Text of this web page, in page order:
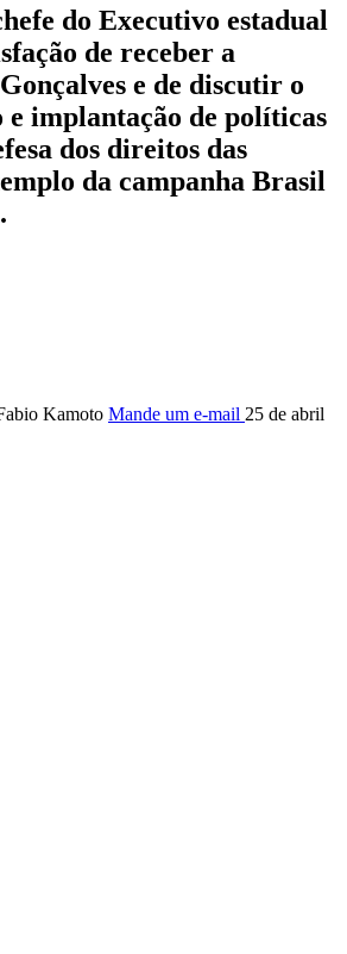
do Executivo estadual
de receber a
e de discutir o
implantação de políticas
dos direitos das
da campanha Brasil
Kamoto Mande um e-mail 25 de abril